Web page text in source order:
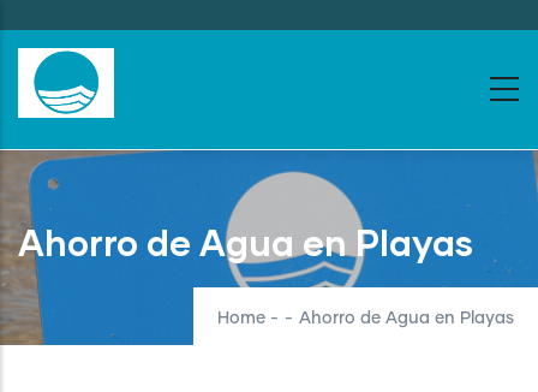
to
main
content
Ahorro de Agua en Playas
Home - - Ahorro de Agua en Playas